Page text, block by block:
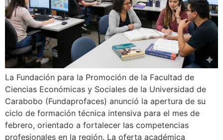
La Fundación para la Promoción de la Facultad de
Ciencias Económicas y Sociales de la Universidad de
Carabobo (Fundaprofaces) anunció la apertura de su
ciclo de formación técnica intensiva para el mes de
febrero, orientado a fortalecer las competencias
profesionales en la región. La oferta académica